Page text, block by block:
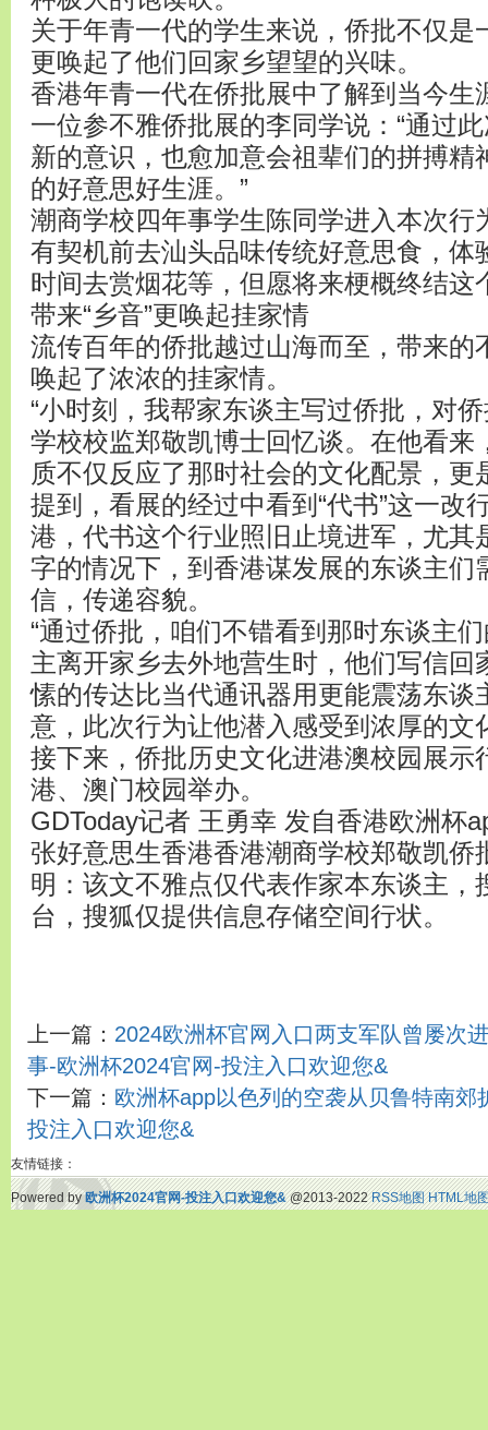
关于年青一代的学生来说，侨批不仅是
更唤起了他们回家乡望望的兴味。
香港年青一代在侨批展中了解到当今生
一位参不雅侨批展的李同学说：“通过
新的意识，也愈加意会祖辈们的拼搏精
的好意思好生涯。”
潮商学校四年事学生陈同学进入本次行
有契机前去汕头品味传统好意思食，体
时间去赏烟花等，但愿将来梗概终结这
带来“乡音”更唤起挂家情
流传百年的侨批越过山海而至，带来的
唤起了浓浓的挂家情。
“小时刻，我帮家东谈主写过侨批，对
学校校监郑敬凯博士回忆谈。在他看来
质不仅反应了那时社会的文化配景，更
提到，看展的经过中看到“代书”这一改
港，代书这个行业照旧止境进军，尤其
字的情况下，到香港谋发展的东谈主们
信，传递容貌。
“通过侨批，咱们不错看到那时东谈主
主离开家乡去外地营生时，他们写信回
愫的传达比当代通讯器用更能震荡东谈
意，此次行为让他潜入感受到浓厚的文
接下来，侨批历史文化进港澳校园展示
港、澳门校园举办。
GDToday记者 王勇幸 发自香港欧洲杯
张好意思生香港香港潮商学校郑敬凯侨
明：该文不雅点仅代表作家本东谈主，
台，搜狐仅提供信息存储空间行状。
上一篇： 2024欧洲杯官网入口两支军队曾屡次
事-欧洲杯2024官网-投注入口欢迎您&
下一篇： 欧洲杯app以色列的空袭从贝鲁特南
投注入口欢迎您&
友情链接：
Powered by欧洲杯2024官网-投注入口欢迎您&@2013-2022RSS地图 HTML地